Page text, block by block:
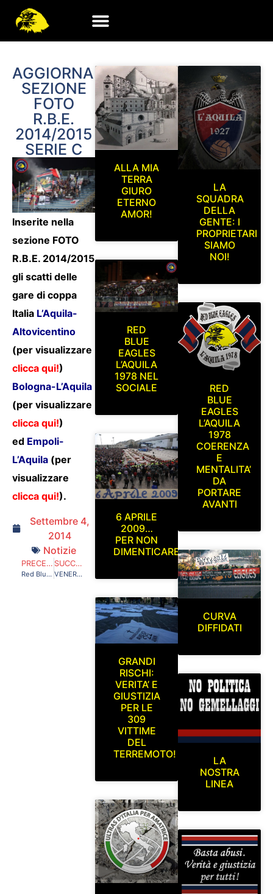
AGGIORNAMENTO
SEZIONE
FOTO
R.B.E.
2014/2015
SERIE C
Inserite nella
sezione FOTO
R.B.E. 2014/2015
gli scatti delle
gare di coppa
Italia L’Aquila-
Altovicentino
(per visualizzare
clicca qui!)
Bologna-L’Aquila
(per visualizzare
clicca qui!)
ed Empoli-
L’Aquila (per
visualizzare
clicca qui!).
Settembre 4,
2014
Notizie
PRECEDENTE
Red Blue Eagles L’Aquila 1978 in curva sud. L’Aquila-Altovicentino (coppa Italia) Domenica 10 Agosto 2014
SUCCESSIVO
VENERDI 12 SETTEMBRE ORE 20:45 L’AQUILA-PRATO
ALLA MIA
TERRA
GIURO
ETERNO
AMOR!
RED
BLUE
EAGLES
L’AQUILA
1978 NEL
SOCIALE
6 APRILE
2009…
PER NON
DIMENTICARE
GRANDI
RISCHI:
VERITA’ E
GIUSTIZIA
PER LE
309
VITTIME
DEL
TERREMOTO!
LA
SQUADRA
DELLA
GENTE: I
PROPRIETARI
SIAMO
NOI!
RED
BLUE
EAGLES
L’AQUILA
1978
COERENZA
E
MENTALITA’
DA
PORTARE
AVANTI
CURVA
DIFFIDATI
LA
NOSTRA
LINEA